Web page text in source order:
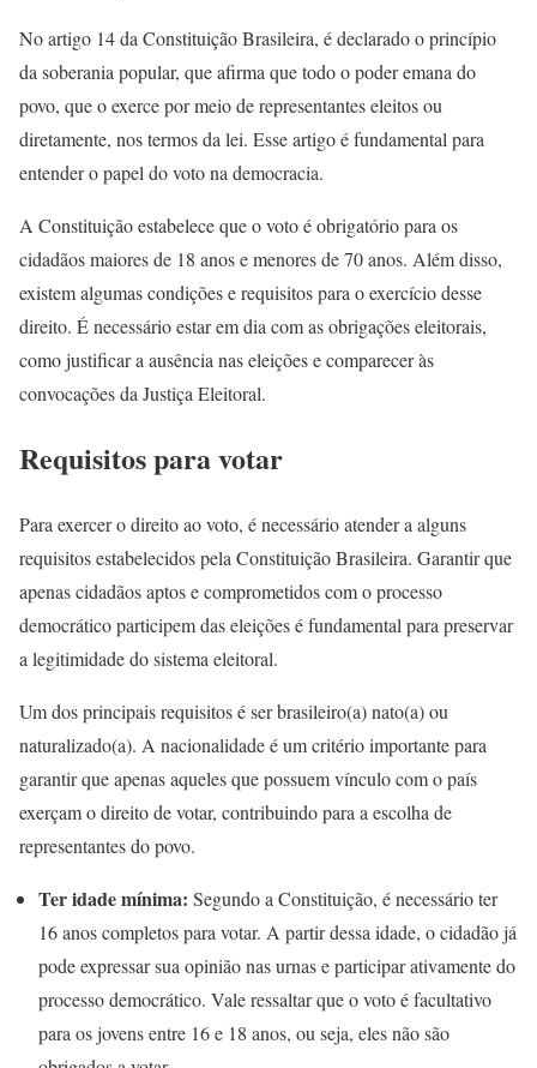
No artigo 14 da Constituição Brasileira, é declarado o princípio
da soberania popular, que afirma que todo o poder emana do
povo, que o exerce por meio de representantes eleitos ou
diretamente, nos termos da lei. Esse artigo é fundamental para
entender o papel do voto na democracia.
A Constituição estabelece que o voto é obrigatório para os
cidadãos maiores de 18 anos e menores de 70 anos. Além disso,
existem algumas condições e requisitos para o exercício desse
direito. É necessário estar em dia com as obrigações eleitorais,
como justificar a ausência nas eleições e comparecer às
convocações da Justiça Eleitoral.
Requisitos para votar
Para exercer o direito ao voto, é necessário atender a alguns
requisitos estabelecidos pela Constituição Brasileira. Garantir que
apenas cidadãos aptos e comprometidos com o processo
democrático participem das eleições é fundamental para preservar
a legitimidade do sistema eleitoral.
Um dos principais requisitos é ser brasileiro(a) nato(a) ou
naturalizado(a). A nacionalidade é um critério importante para
garantir que apenas aqueles que possuem vínculo com o país
exerçam o direito de votar, contribuindo para a escolha de
representantes do povo.
Ter idade mínima: Segundo a Constituição, é necessário ter
16 anos completos para votar. A partir dessa idade, o cidadão já
pode expressar sua opinião nas urnas e participar ativamente do
processo democrático. Vale ressaltar que o voto é facultativo
para os jovens entre 16 e 18 anos, ou seja, eles não são